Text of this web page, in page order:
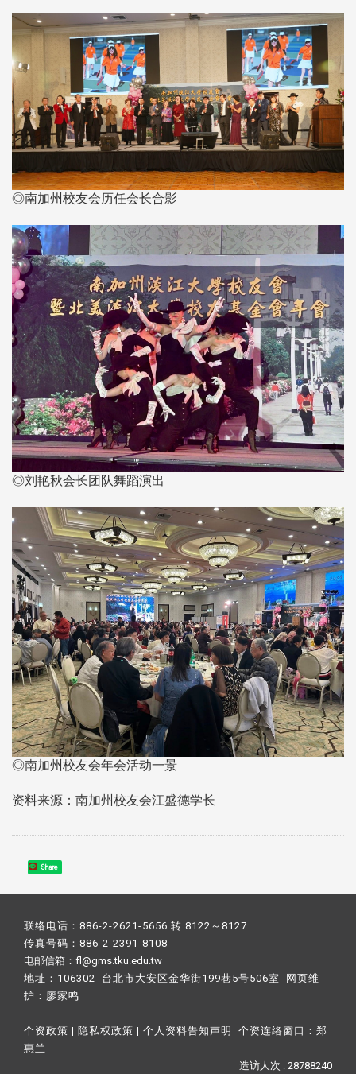
◎南加州校友会历任会长合影
◎刘艳秋会长团队舞蹈演出
◎南加州校友会年会活动一景
资料来源：南加州校友会江盛德学长
Share
联络电话：886-2-2621-5656 转 8122～8127
传真号码：886-2-2391-8108
电邮信箱：fl@gms.tku.edu.tw
地址：106302 台北市大安区金华街199巷5号506室 网页维
护： 廖家鸣​
个资政策 | 隐私权政策 | 个人资料告知声明 个资连络窗口： 郑
惠兰
造访人次 : 28788240